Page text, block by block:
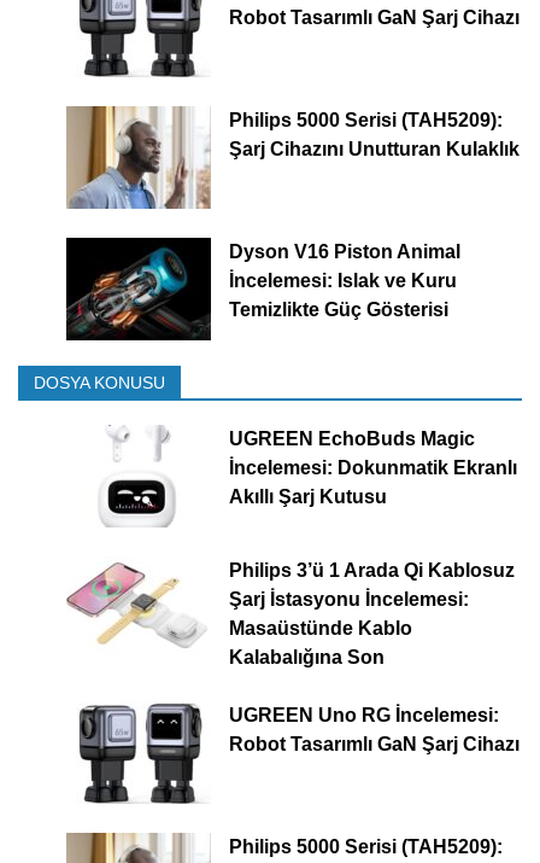
Robot Tasarımlı GaN Şarj Cihazı
Philips 5000 Serisi (TAH5209):
Şarj Cihazını Unutturan Kulaklık
Dyson V16 Piston Animal
İncelemesi: Islak ve Kuru
Temizlikte Güç Gösterisi
DOSYA KONUSU
UGREEN EchoBuds Magic
İncelemesi: Dokunmatik Ekranlı
Akıllı Şarj Kutusu
Philips 3’ü 1 Arada Qi Kablosuz
Şarj İstasyonu İncelemesi:
Masaüstünde Kablo
Kalabalığına Son
UGREEN Uno RG İncelemesi:
Robot Tasarımlı GaN Şarj Cihazı
Philips 5000 Serisi (TAH5209):